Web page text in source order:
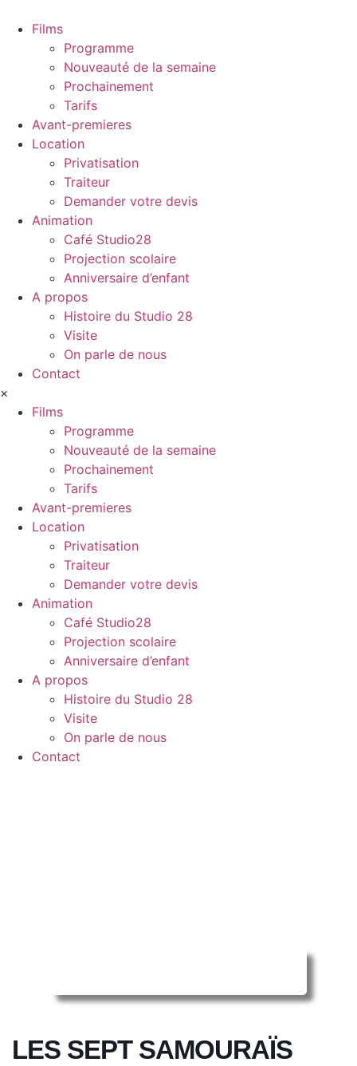
Films
Programme
Nouveauté de la semaine
Prochainement
Tarifs
Avant-premieres
Location
Privatisation
Traiteur
Demander votre devis
Animation
Café Studio28
Projection scolaire
Anniversaire d’enfant
A propos
Histoire du Studio 28
Visite
On parle de nous
Contact
×
Films
Programme
Nouveauté de la semaine
Prochainement
Tarifs
Avant-premieres
Location
Privatisation
Traiteur
Demander votre devis
Animation
Café Studio28
Projection scolaire
Anniversaire d’enfant
A propos
Histoire du Studio 28
Visite
On parle de nous
Contact
LES SEPT SAMOURAÏS